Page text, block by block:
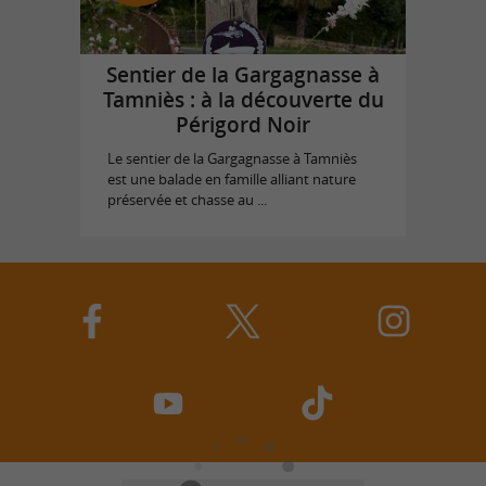
Sentier de la Gargagnasse à
Tamniès : à la découverte du
Périgord Noir
Le sentier de la Gargagnasse à Tamniès
est une balade en famille alliant nature
préservée et chasse au ...